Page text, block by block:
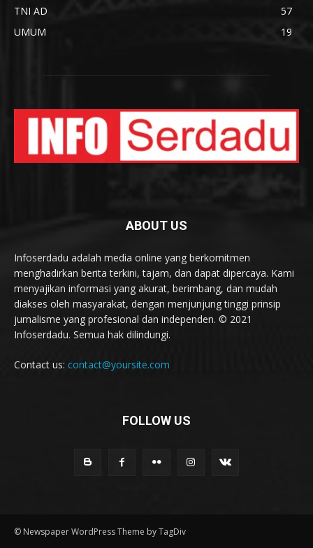
TNI AD
57
UMUM
19
ABOUT US
Infoserdadu adalah media online yang berkomitmen
menghadirkan berita terkini, tajam, dan dapat dipercaya. Kami
menyajikan informasi yang akurat, berimbang, dan mudah
diakses oleh masyarakat, dengan menjunjung tinggi prinsip
jurnalisme yang profesional dan independen. © 2021
Infoserdadu. Semua hak dilindungi.
Contact us: contact@yoursite.com
FOLLOW US
© Newspaper WordPress Theme by TagDiv